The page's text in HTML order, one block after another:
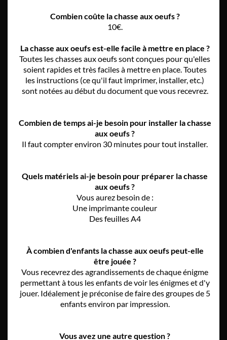
Combien coûte la chasse aux oeufs ?
10€.
La chasse aux oeufs est-elle facile à mettre en place ?
Toutes les chasses aux oeufs sont conçues pour qu'elles
soient rapides et très faciles à mettre en place. Toutes
les instructions (ce qu'il faut imprimer, installer, etc.)
sont notées au début du document que vous recevrez.
Combien de temps ai-je besoin pour installer la chasse
aux oeufs ?
Il faut compter environ 30 minutes pour tout installer.
Quels matériels ai-je besoin pour préparer la chasse
aux oeufs ?
Vous aurez besoin de :
Une imprimante couleur
Des feuilles A4
À combien d'enfants la chasse aux oeufs peut-elle
être jouée ?
Vous recevrez des agrandissements de chaque énigme
permettant à tous les enfants de voir les énigmes et d'y
jouer. Idéalement je préconise de faire des groupes de 5
enfants environ par impression.
Vous avez une autre question ?